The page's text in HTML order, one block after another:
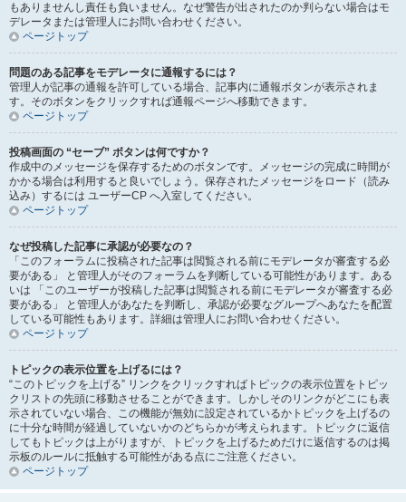
もありませんし責任も負いません。なぜ警告が出されたのか判らない場合はモ
デレータまたは管理人にお問い合わせください。
ページトップ
問題のある記事をモデレータに通報するには？
管理人が記事の通報を許可している場合、記事内に通報ボタンが表示されま
す。そのボタンをクリックすれば通報ページへ移動できます。
ページトップ
投稿画面の “セーブ” ボタンは何ですか？
作成中のメッセージを保存するためのボタンです。メッセージの完成に時間が
かかる場合は利用すると良いでしょう。保存されたメッセージをロード（読み
込み）するには ユーザーCP へ入室してください。
ページトップ
なぜ投稿した記事に承認が必要なの？
「このフォーラムに投稿された記事は閲覧される前にモデレータが審査する必
要がある」 と管理人がそのフォーラムを判断している可能性があります。ある
いは 「このユーザーが投稿した記事は閲覧される前にモデレータが審査する必
要がある」 と管理人があなたを判断し、承認が必要なグループへあなたを配置
している可能性もあります。詳細は管理人にお問い合わせください。
ページトップ
トピックの表示位置を上げるには？
“このトピックを上げる” リンクをクリックすればトピックの表示位置をトピッ
クリストの先頭に移動させることができます。しかしそのリンクがどこにも表
示されていない場合、この機能が無効に設定されているかトピックを上げるの
に十分な時間が経過していないかのどちらかが考えられます。トピックに返信
してもトピックは上がりますが、トピックを上げるためだけに返信するのは掲
示板のルールに抵触する可能性がある点にご注意ください。
ページトップ